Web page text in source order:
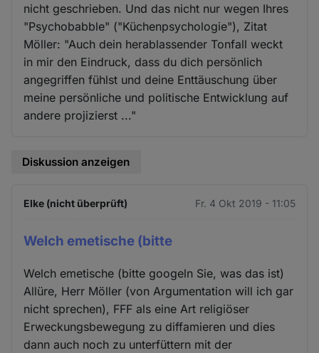
nicht geschrieben. Und das nicht nur wegen Ihres
"Psychobabble" ("Küchenpsychologie"), Zitat
Möller: "Auch dein herablassender Tonfall weckt
in mir den Eindruck, dass du dich persönlich
angegriffen fühlst und deine Enttäuschung über
meine persönliche und politische Entwicklung auf
andere projizierst ..."
Diskussion anzeigen
Elke (nicht überprüft) Fr. 4 Okt 2019 - 11:05
Welch emetische (bitte
Welch emetische (bitte googeln Sie, was das ist)
Allüre, Herr Möller (von Argumentation will ich gar
nicht sprechen), FFF als eine Art religiöser
Erweckungsbewegung zu diffamieren und dies
dann auch noch zu unterfüttern mit der